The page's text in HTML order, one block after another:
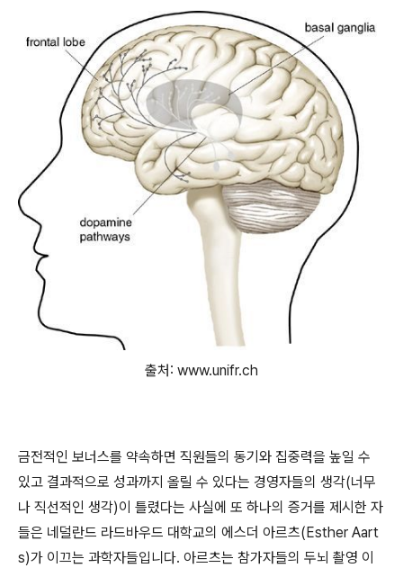
출처: www.unifr.ch
금전적인 보너스를 약속하면 직원들의 동기와 집중력을 높일 수
있고 결과적으로 성과까지 올릴 수 있다는 경영자들의 생각(너무
나 직선적인 생각)이 틀렸다는 사실에 또 하나의 증거를 제시한 자
들은 네덜란드 라드바우드 대학교의 에스더 아르츠(Esther Aart
s)가 이끄는 과학자들입니다. 아르츠는 참가자들의 두뇌 촬영 이